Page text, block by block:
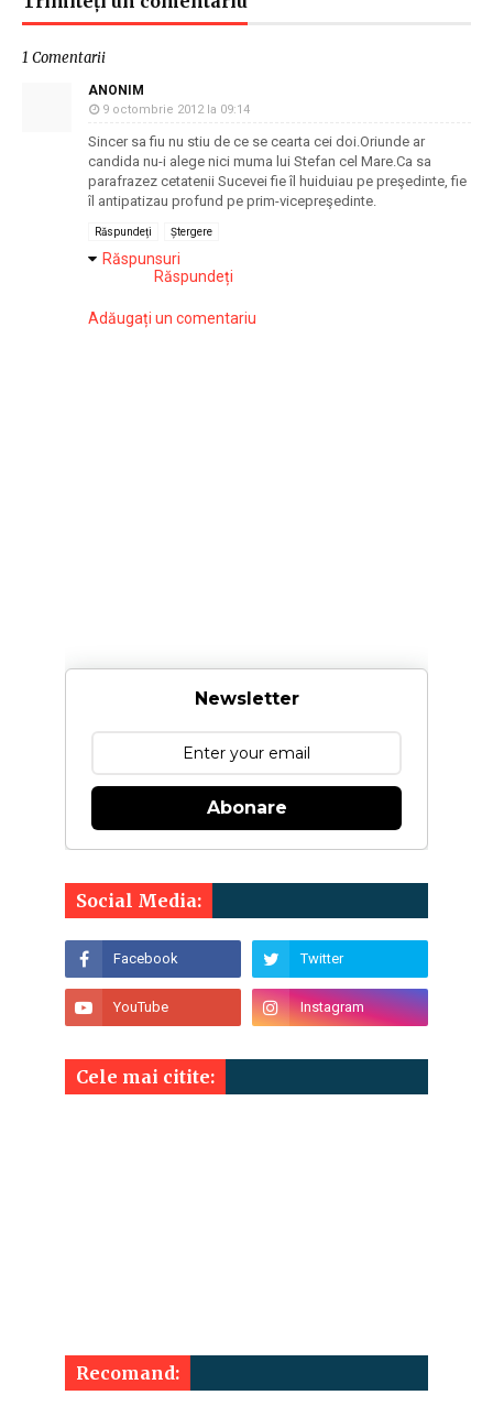
1 Comentarii
ANONIM
9 octombrie 2012 la 09:14
Sincer sa fiu nu stiu de ce se cearta cei doi.Oriunde ar
candida nu-i alege nici muma lui Stefan cel Mare.Ca sa
parafrazez cetatenii Sucevei fie îl huiduiau pe preşedinte, fie
îl antipatizau profund pe prim-vicepreşedinte.
Răspundeți Ștergere
Răspunsuri
Răspundeți
Adăugați un comentariu
Newsletter
Abonare
Social Media:
Cele mai citite:
Recomand: